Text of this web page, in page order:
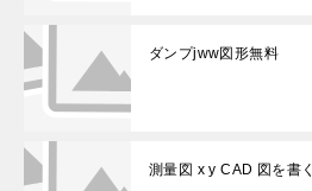
ダンプjww図形無料
測量図 x y CAD 図を書く